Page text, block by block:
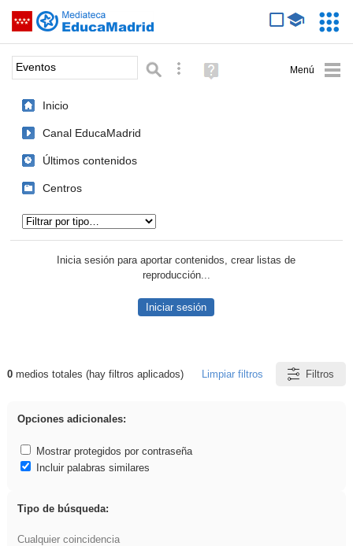
Saltar navegación
Palabra o frase: Búsqueda avanzada
Ayuda
(en
Inicio
Canal EducaMadrid
Últimos contenidos
Centros
Inicia sesión para aportar contenidos, crear listas de
reproducción...
Iniciar sesión
Resultados de: Eventos
0medios totales (hay filtros aplicados) Limpiar filtros Filtros
Opciones adicionales:
Mostrar protegidos por contraseña
Incluir palabras similares
Tipo de búsqueda:
Cualquier coincidencia